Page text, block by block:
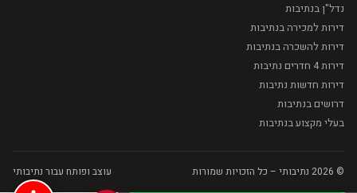
נדל"ן בנתיבות
דירות למכירה בנתיבות
דירות להשכרה בנתיבות
דירות 4 חדרים נתיבות
דירות חדשות נתיבות
דרושים בנתיבות
בעלי מקצוע בנתיבות
© 2026 נתיבותי – כל הזכויות שמורות עוצב ופותח עבור נתיבותי